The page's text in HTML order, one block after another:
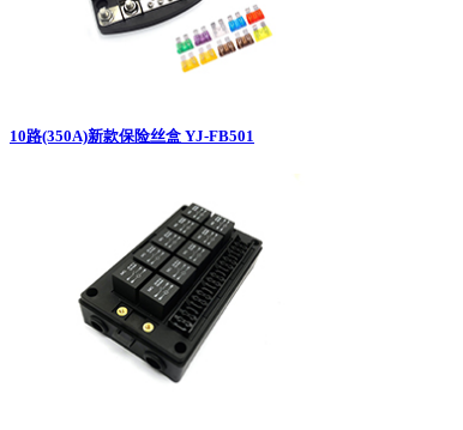
10路(350A)新款保险丝盒 YJ-FB501